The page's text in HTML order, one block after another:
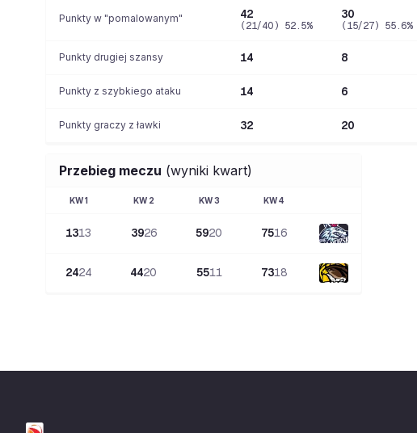
Punkty w "pomalowanym" 42
(21/40) 52.5%
30
(15/27) 55.6%
Punkty drugiej szansy 14 8
Punkty z szybkiego ataku 14 6
Punkty graczy z ławki 32 20
Przebieg meczu (wyniki kwart)
KW1 KW 2 KW3 KW4
1313 3926 5920 7516
2424 4420 5511 7318